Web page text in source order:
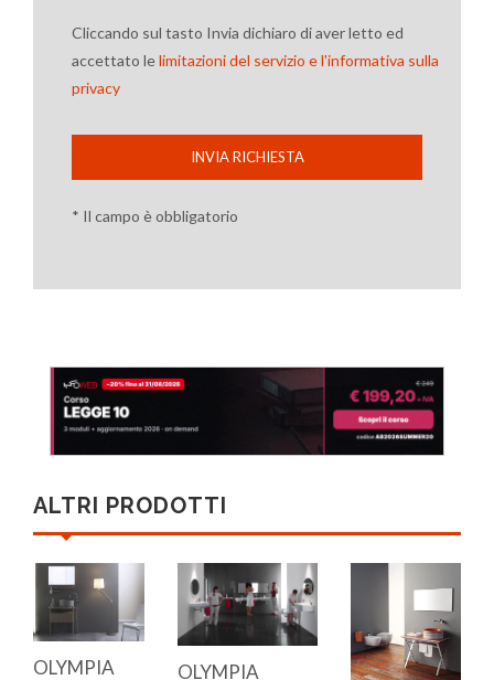
Cliccando sul tasto Invia dichiaro di aver letto ed
accettato lelimitazioni del servizio e l'informativa sulla
privacy
INVIA RICHIESTA
* Il campo è obbligatorio
ALTRI PRODOTTI
OLYMPIA OLYMPIA